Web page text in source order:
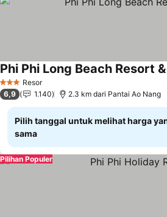
3 BintangResor
Phi Phi Long Beach Resort
6,9 1.140 2.3 km dari Pantai Ao Nang
Pilih tanggal untuk melihat harga
sama
Pilihan Populer